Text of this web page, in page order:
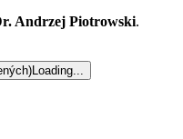
Andrzej Piotrowski.
Loading...